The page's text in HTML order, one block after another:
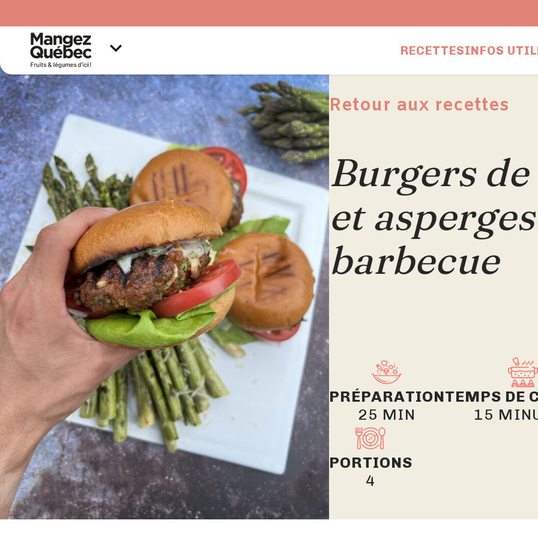
RECETTESINFOS
Retour aux recettes
Burgers
et
barbecue
PRÉPARATION
25 MIN
TEMPS DE
15
PORTIONS
4